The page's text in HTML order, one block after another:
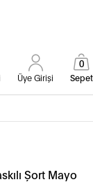
Üye Girişi Sepet
0
Şort Mayo